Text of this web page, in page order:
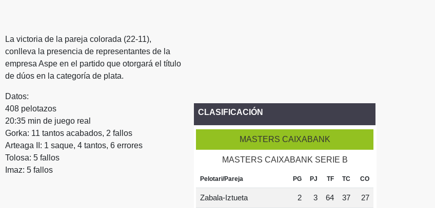
La victoria de la pareja colorada (22-11),
conlleva la presencia de representantes de la
empresa Aspe en el partido que otorgará el título
de dúos en la categoría de plata.
Datos:
408 pelotazos
20:35 min de juego real
Gorka: 11 tantos acabados, 2 fallos
Arteaga II: 1 saque, 4 tantos, 6 errores
Tolosa: 5 fallos
Imaz: 5 fallos
CLASIFICACIÓN
MASTERS CAIXABANK
MASTERS CAIXABANK SERIE B
Pelotari/Pareja PG PJ TF TC CO
Zabala-Iztueta 2 3 64 37 27